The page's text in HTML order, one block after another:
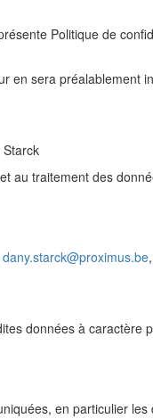
Politique de
en sera préalablement
au traitement des
dany.starck@proximus.be
données à caractère
en particulier